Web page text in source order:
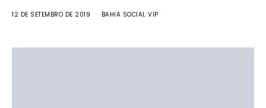
12 DE SETEMBRO DE 2019 BAHIA SOCIAL VIP